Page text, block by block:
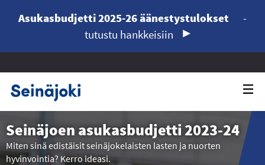
Asukasbudjetti 2025-26 äänestystulokset
-
tutustu hankkeisiin
Seinäjoen asukasbudjetti 2023-24
Miten sinä edistäisit seinäjokelaisten lasten ja nuorten
hyvinvointia? Kerro ideasi.